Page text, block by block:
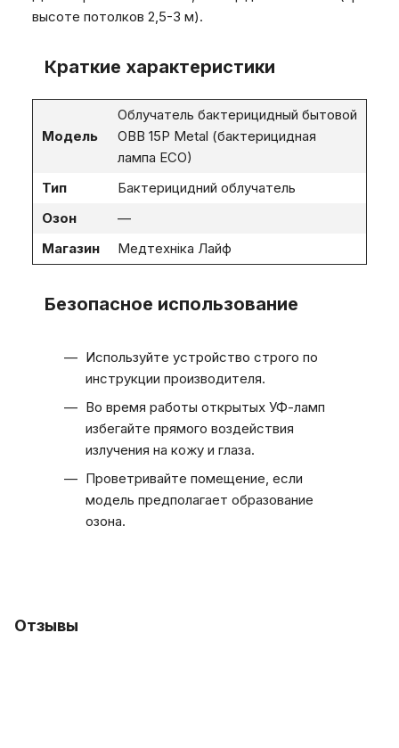
высоте потолков 2,5-3 м).
Краткие характеристики
Модель
Облучатель бактерицидный бытовой
OBB 15P Metal (бактерицидная
лампа ECO)
Тип
Бактерицидний облучатель
Озон
—
Магазин
Медтехніка Лайф
Безопасное использование
Используйте устройство строго по
инструкции производителя.
Во время работы открытых УФ-ламп
избегайте прямого воздействия
излучения на кожу и глаза.
Проветривайте помещение, если
модель предполагает образование
озона.
Отзывы